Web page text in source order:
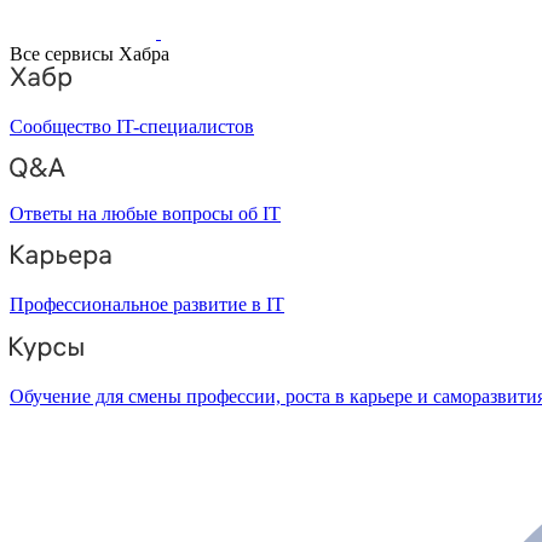
Все сервисы Хабра
Сообщество IT-специалистов
Ответы на любые вопросы об IT
Профессиональное развитие в IT
Обучение для смены профессии, роста в карьере и